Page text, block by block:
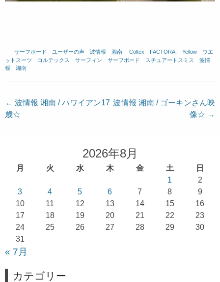
サーフボード ユーザーの声 波情報 湘南 Coltex FACTORA. Yellow
ウエ
ットスーツ
コルテックス サーフィン サーフボード スチュアートスミス
波情
報 湘南
投
稿
← 波情報 湘南 / ハワイアン17
歳☆
波情報 湘南 / ゴーキンさん映
像☆ →
2026年8月
月 火 水 木 金 土
日
1
2
3
4 5 6 7 8
9
10
11 12 13 14 15
16
17
18 19 20 21 22
23
24
25 26 27 28 29
30
31
« 7月
カテゴリー